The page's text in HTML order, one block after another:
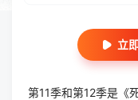
立
第11季和第12季是《